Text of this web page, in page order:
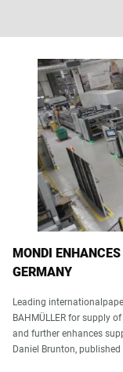
MONDI
GERMANY
Leading
BAHMÜLLER for supply
and further enhances
Daniel Brunton,